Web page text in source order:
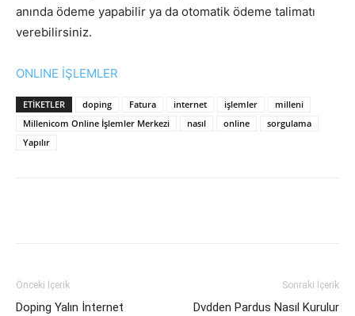
anında ödeme yapabilir ya da otomatik ödeme talimatı
verebilirsiniz.
ONLINE İŞLEMLER
ETIKETLER doping Fatura internet işlemler
milleni
Millenicom Online İşlemler Merkezi
nasıl online
sorgulama
Yapılır
Önceki İçerik
Doping Yalın İnternet
Sonraki İçerik
Dvdden Pardus Nasıl Kurulur